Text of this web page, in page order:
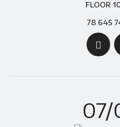
FLOOR
78 645
07/